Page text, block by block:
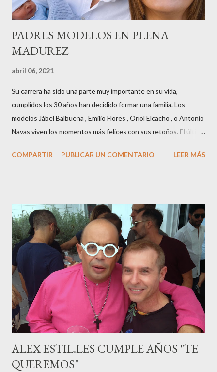
PADRES MODELOS EN PLENA
MADUREZ
abril 06, 2021
Su carrera ha sido una parte muy importante en su vida,
cumplidos los 30 años han decidido formar una familia. Los
modelos Jábel Balbuena , Emilio Flores , Oriol Elcacho , o Antonio
Navas viven los momentos más felices con sus retoños. El último
M ateo nació en Barcelona hace poco más de una semana. El top
haciéndole padre de un precioso niño. Marta ha sido toda una
campeona, durante los primeros 3 meses de embarazo tuvo que
guardar reposo debido a un síndrome llamado
“hiperemesisgravídica”.Pasados los meses fatídicos de
gestación Marta tiró adelante con el embarazo, ahora es una
mamá feliz. Otro de los modelos que ha sido padre este año ha
sido el madrileño, Emilio Flores , el top que desfiló en las mejores
pasarelas ...
COMPARTIR PUBLICAR UN COMENTARIO LEER MÁS
ALEX ESTIL.LES CUMPLE AÑOS "TE
QUEREMOS"